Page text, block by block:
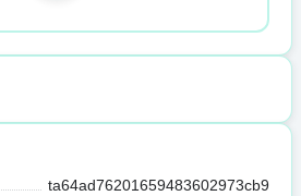
ta64ad76201659483602973cb9